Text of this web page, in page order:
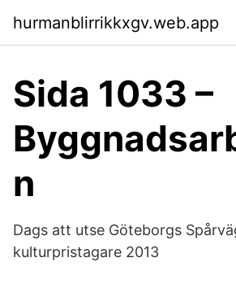
hurmanblirrikkxgv.web.app
Sida 1033 –
n
Dags att utse Göteborgs
kulturpristagare 2013